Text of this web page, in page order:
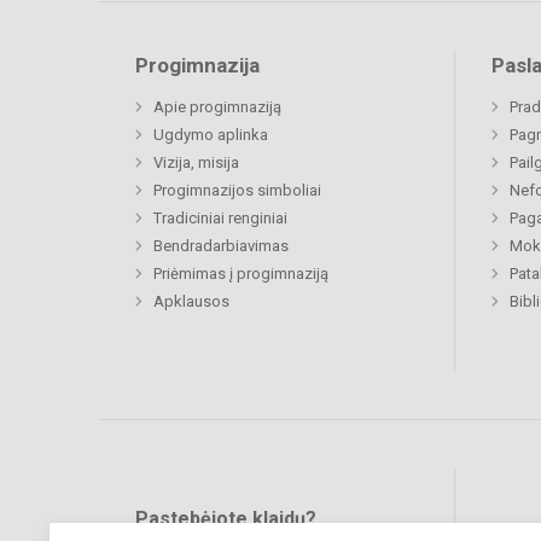
Progimnazija
Apie progimnaziją
Ugdymo aplinka
Vizija, misija
Progimnazijos simboliai
Tradiciniai renginiai
Bendradarbiavimas
Priėmimas į progimnaziją
Apklausos
Pastebėjote klaidų?